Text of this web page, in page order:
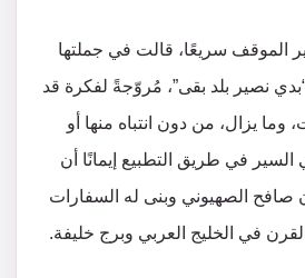
الموقف سريعًا، قالت في جملتها
نصير بلد بقى”، مُروّجةً لفكرة قد
وما يزال، من دون انتباه منها أو
السير في طريق التطبيع إيمانًا أن
الصهيوني وبنى له السفارات
في الخليج العربي وبرج خليفة.